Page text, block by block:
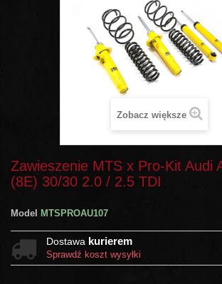
Zobacz większe
Zawieszenie MTS x Pro-Kit Audi
(8E) 30/30 2.0 / 2.5 TDI
Model MTSPROAU107
Dostawa kurierem
Sprawdź koszt wysyłki